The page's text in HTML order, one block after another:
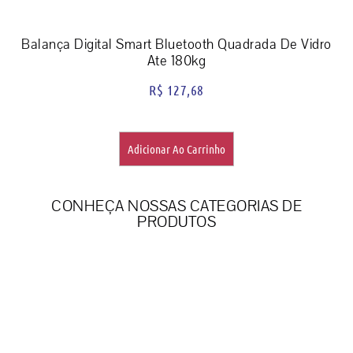
Balança Digital Smart Bluetooth Quadrada De Vidro
Ate 180kg
R$ 127,68
Adicionar Ao Carrinho
CONHEÇA NOSSAS CATEGORIAS DE
PRODUTOS